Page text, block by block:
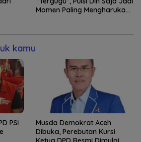
Momen Paling Mengharukan
kamu
PSI
Musda Demokrat Aceh
Dibuka, Perebutan Kursi